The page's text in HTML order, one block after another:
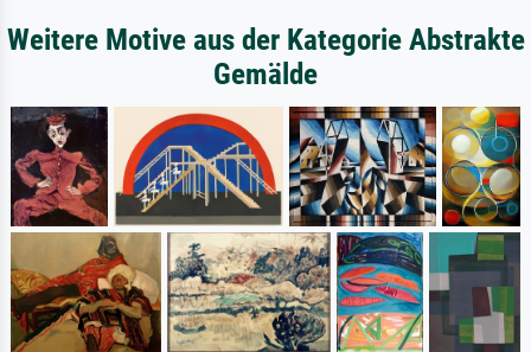
Weitere Motive aus der Kategorie Abstrakte
Gemälde